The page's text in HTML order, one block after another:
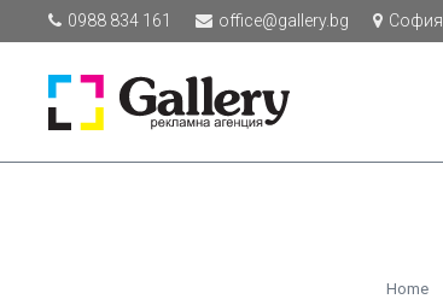
0988 834 161 office@gallery.bg София
Home